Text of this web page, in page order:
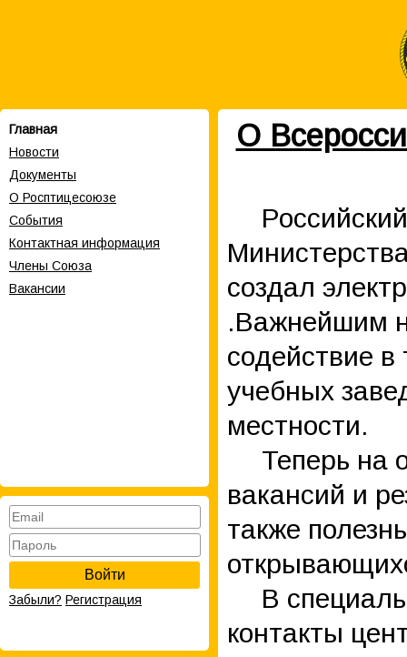
Главная
Новости
Документы
О Росптицесоюзе
События
Контактная информация
Члены Cоюза
Вакансии
Войти
Забыли? Регистрация
О
создал
.Важнейшим
содействие в
учебных
местности.
Теперь на
вакансий и
также
В
контакты